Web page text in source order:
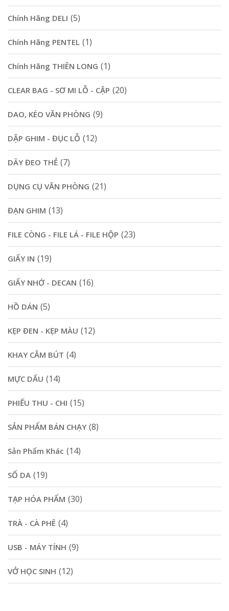
Chính Hãng DELI (5)
Chính Hãng PENTEL (1)
Chính Hãng THIÊN LONG (1)
CLEAR BAG - SƠ MI LỖ - CẶP (20)
DAO, KÉO VĂN PHÒNG (9)
DẬP GHIM - ĐỤC LỖ (12)
DÂY ĐEO THẺ (7)
DỤNG CỤ VĂN PHÒNG (21)
ĐẠN GHIM (13)
FILE CÒNG - FILE LÁ - FILE HỘP (23)
GIẤY IN (19)
GIẤY NHỚ - DECAN (16)
HỒ DÁN (5)
KẸP ĐEN - KẸP MÀU (12)
KHAY CẮM BÚT (4)
MỰC DẤU (14)
PHIẾU THU - CHI (15)
SẢN PHẨM BÁN CHẠY (8)
Sản Phẩm Khác (14)
SỔ DA (19)
TẠP HÓA PHẨM (30)
TRÀ - CÀ PHÊ (4)
USB - MÁY TÍNH (9)
VỞ HỌC SINH (12)